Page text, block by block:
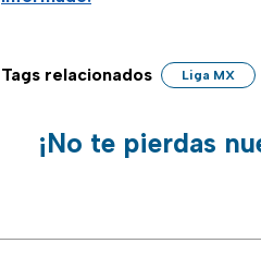
Tags relacionados Liga MX
¡No te pierdas